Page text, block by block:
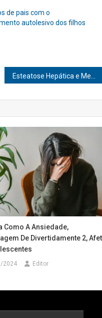
de pais com o
autolesivo dos filhos
Como A Ansiedade,
De Divertidamente 2,
2024 Editor